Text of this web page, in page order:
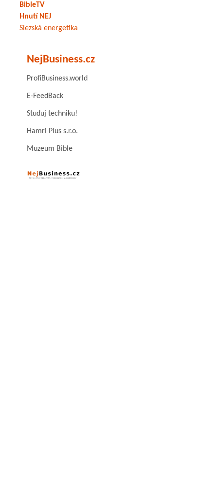
BibleTV
Hnutí NEJ
Slezská energetika
NejBusiness.cz
ProfiBusiness.world
E-FeedBack
Studuj techniku!
Hamri Plus s.r.o.
Muzeum Bible